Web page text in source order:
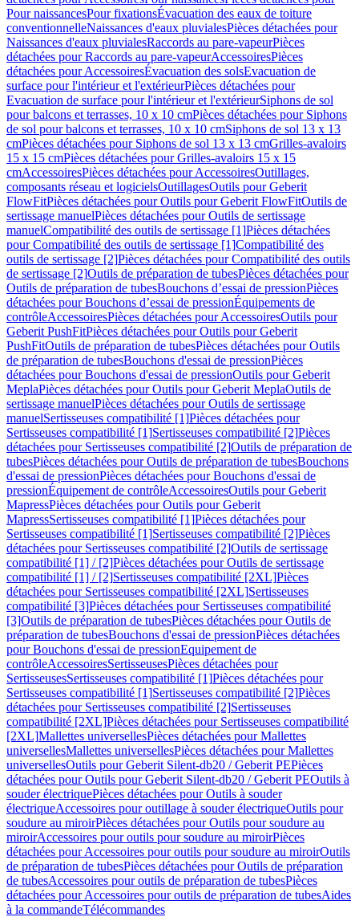
Pour naissancesPour fixationsÉvacuation des eaux de toiture
conventionnelleNaissances d'eaux pluvialesPièces détachées pour
Naissances d'eaux pluvialesRaccords au pare-vapeurPièces
détachées pour Raccords au pare-vapeurAccessoiresPièces
détachées pour AccessoiresÉvacuation des solsEvacuation de
surface pour l'intérieur et l'extérieurPièces détachées pour
Evacuation de surface pour l'intérieur et l'extérieurSiphons de sol
pour balcons et terrasses, 10 x 10 cmPièces détachées pour Siphons
de sol pour balcons et terrasses, 10 x 10 cmSiphons de sol 13 x 13
cmPièces détachées pour Siphons de sol 13 x 13 cmGrilles-avaloirs
15 x 15 cmPièces détachées pour Grilles-avaloirs 15 x 15
cmAccessoiresPièces détachées pour AccessoiresOutillages,
composants réseau et logicielsOutillagesOutils pour Geberit
FlowFitPièces détachées pour Outils pour Geberit FlowFitOutils de
sertissage manuelPièces détachées pour Outils de sertissage
manuelCompatibilité des outils de sertissage [1]Pièces détachées
pour Compatibilité des outils de sertissage [1]Compatibilité des
outils de sertissage [2]Pièces détachées pour Compatibilité des outils
de sertissage [2]Outils de préparation de tubesPièces détachées pour
Outils de préparation de tubesBouchons d’essai de pressionPièces
détachées pour Bouchons d’essai de pressionÉquipements de
contrôleAccessoiresPièces détachées pour AccessoiresOutils pour
Geberit PushFitPièces détachées pour Outils pour Geberit
PushFitOutils de préparation de tubesPièces détachées pour Outils
de préparation de tubesBouchons d'essai de pressionPièces
détachées pour Bouchons d'essai de pressionOutils pour Geberit
MeplaPièces détachées pour Outils pour Geberit MeplaOutils de
sertissage manuelPièces détachées pour Outils de sertissage
manuelSertisseuses compatibilité [1]Pièces détachées pour
Sertisseuses compatibilité [1]Sertisseuses compatibilité [2]Pièces
détachées pour Sertisseuses compatibilité [2]Outils de préparation de
tubesPièces détachées pour Outils de préparation de tubesBouchons
d'essai de pressionPièces détachées pour Bouchons d'essai de
pressionÉquipement de contrôleAccessoiresOutils pour Geberit
MapressPièces détachées pour Outils pour Geberit
MapressSertisseuses compatibilité [1]Pièces détachées pour
Sertisseuses compatibilité [1]Sertisseuses compatibilité [2]Pièces
détachées pour Sertisseuses compatibilité [2]Outils de sertissage
compatibilité [1] / [2]Pièces détachées pour Outils de sertissage
compatibilité [1] / [2]Sertisseuses compatibilité [2XL]Pièces
détachées pour Sertisseuses compatibilité [2XL]Sertisseuses
compatibilité [3]Pièces détachées pour Sertisseuses compatibilité
[3]Outils de préparation de tubesPièces détachées pour Outils de
préparation de tubesBouchons d'essai de pressionPièces détachées
pour Bouchons d'essai de pressionEquipement de
contrôleAccessoiresSertisseusesPièces détachées pour
SertisseusesSertisseuses compatibilité [1]Pièces détachées pour
Sertisseuses compatibilité [1]Sertisseuses compatibilité [2]Pièces
détachées pour Sertisseuses compatibilité [2]Sertisseuses
compatibilité [2XL]Pièces détachées pour Sertisseuses compatibilité
[2XL]Mallettes universellesPièces détachées pour Mallettes
universellesMallettes universellesPièces détachées pour Mallettes
universellesOutils pour Geberit Silent-db20 / Geberit PEPièces
détachées pour Outils pour Geberit Silent-db20 / Geberit PEOutils à
souder électriquePièces détachées pour Outils à souder
électriqueAccessoires pour outillage à souder électriqueOutils pour
soudure au miroirPièces détachées pour Outils pour soudure au
miroirAccessoires pour outils pour soudure au miroirPièces
détachées pour Accessoires pour outils pour soudure au miroirOutils
de préparation de tubesPièces détachées pour Outils de préparation
de tubesAccessoires pour outils de préparation de tubesPièces
détachées pour Accessoires pour outils de préparation de tubesAides
à la commandeTélécommandes